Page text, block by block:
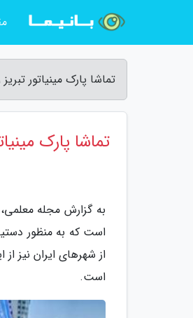
تماشا پارک مینیاتور
تماشا پارک
به گزارش مجله
است که به منظور
از شهرهای ایران نیز
است.